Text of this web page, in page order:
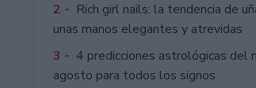
2 - Rich girl nails: la tendencia de
unas manos elegantes y atrevidas
3 - 4 predicciones astrológicas del
agosto para todos los signos